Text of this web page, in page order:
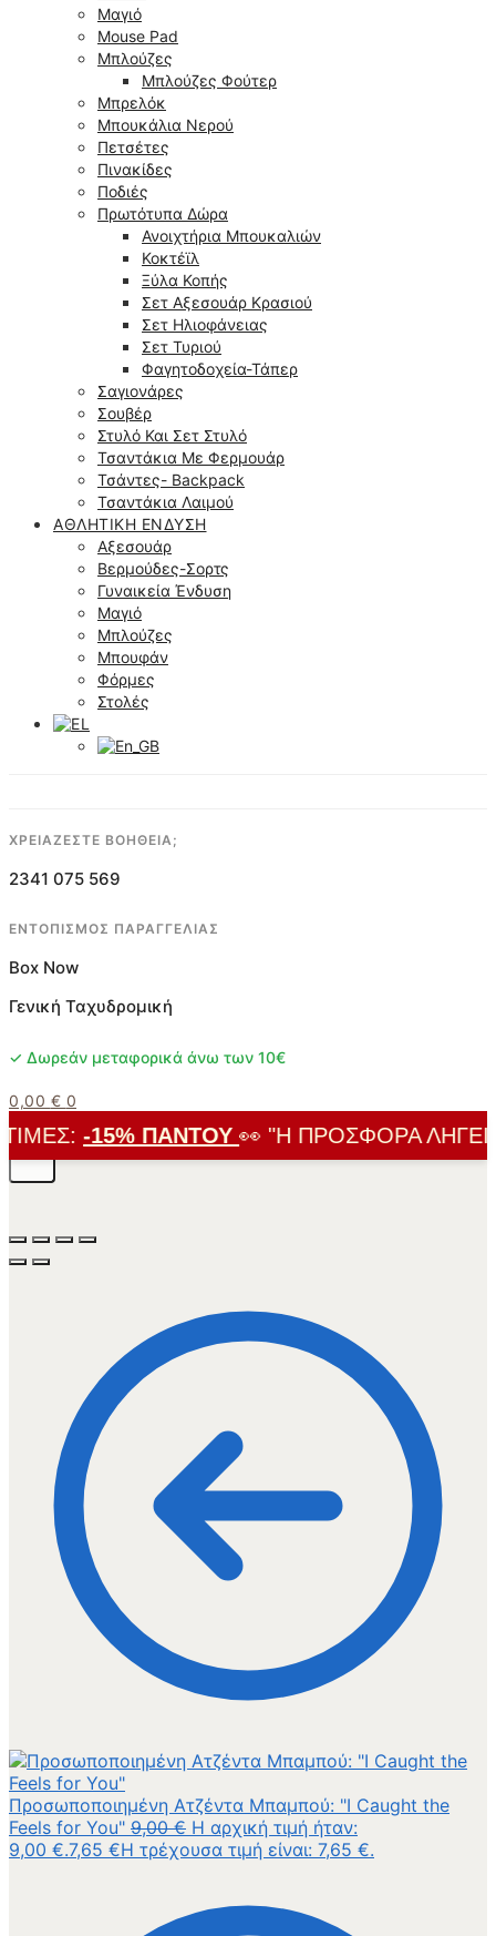
Μαγιό
Mouse Pad
Μπλούζες
Μπλούζες Φούτερ
Μπρελόκ
Μπουκάλια Νερού
Πετσέτες
Πινακίδες
Ποδιές
Πρωτότυπα Δώρα
Ανοιχτήρια Μπουκαλιών
Κοκτέϊλ
Ξύλα Κοπής
Σετ Αξεσουάρ Κρασιού
Σετ Ηλιοφάνειας
Σετ Τυριού
Φαγητοδοχεία-Τάπερ
Σαγιονάρες
Σουβέρ
Στυλό Και Σετ Στυλό
Τσαντάκια Με Φερμουάρ
Τσάντες- Backpack
Τσαντάκια Λαιμού
ΑΘΛΗΤΙΚΉ ΈΝΔΥΣΗ
Αξεσουάρ
Βερμούδες-Σορτς
Γυναικεία Ένδυση
Μαγιό
Μπλούζες
Μπουφάν
Φόρμες
Στολές
ΧΡΕΙΑΖΕΣΤΕ ΒΟΗΘΕΙΑ;
2341 075 569
ΕΝΤΟΠΙΣΜΟΣ ΠΑΡΑΓΓΕΛΙΑΣ
Box Now
Γενική Ταχυδρομική
✓ Δωρεάν μεταφορικά άνω των 10€
0,00 € 0
-15% ΠΑΝΤΟΎ👀 "Η ΠΡΟΣΦΟΡΆ ΛΉΓΕΙ
Προσωποποιημένη Ατζέντα Μπαμπού: "I Caught the
Feels for You" 9,00€ Η αρχική τιμή ήταν:
9,00 €.7,65 €Η τρέχουσα τιμή είναι: 7,65 €.